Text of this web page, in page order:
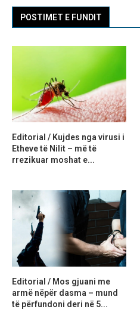
POSTIMET E FUNDIT
Editorial / Kujdes nga virusi i
Etheve të Nilit – më të
rrezikuar moshat e...
Editorial / Mos gjuani me
armë nëpër dasma – mund
të përfundoni deri në 5...